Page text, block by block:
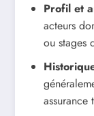
Profil et
acteurs
ou stages
assurance